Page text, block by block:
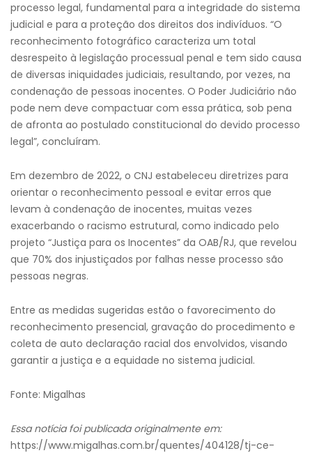
processo legal, fundamental para a integridade do sistema
judicial e para a proteção dos direitos dos indivíduos. “O
reconhecimento fotográfico caracteriza um total
desrespeito à legislação processual penal e tem sido causa
de diversas iniquidades judiciais, resultando, por vezes, na
condenação de pessoas inocentes. O Poder Judiciário não
pode nem deve compactuar com essa prática, sob pena
de afronta ao postulado constitucional do devido processo
legal”, concluíram.
Em dezembro de 2022, o CNJ estabeleceu diretrizes para
orientar o reconhecimento pessoal e evitar erros que
levam à condenação de inocentes, muitas vezes
exacerbando o racismo estrutural, como indicado pelo
projeto “Justiça para os Inocentes” da OAB/RJ, que revelou
que 70% dos injustiçados por falhas nesse processo são
pessoas negras.
Entre as medidas sugeridas estão o favorecimento do
reconhecimento presencial, gravação do procedimento e
coleta de auto declaração racial dos envolvidos, visando
garantir a justiça e a equidade no sistema judicial.
Fonte: Migalhas
Essa notícia foi publicada originalmente em:
https://www.migalhas.com.br/quentes/404128/tj-ce-